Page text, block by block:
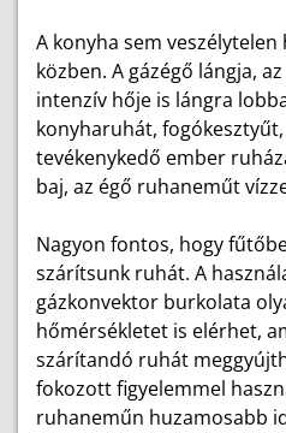
A konyha sem
közben. A gázégő lángja,
intenzív hője is lángra
konyharuhát,
tevékenykedő ember
baj, az égő ruhaneműt
Nagyon fontos, hogy
szárítsunk ruhát. A
gázkonvektor burkolata
hőmérsékletet is elérhet,
szárítandó ruhát
fokozott figyelemmel
ruhaneműn huzamosabb